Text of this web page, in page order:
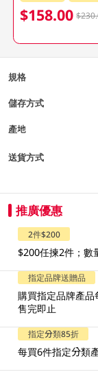
$158.00
規格
儲存方式
產地
送貨方式
推廣優惠
2件$200
$200任揀2件；數
指定品牌送贈品
購買指定品牌產品
售完即止
指定分類85折
每買6件指定分類